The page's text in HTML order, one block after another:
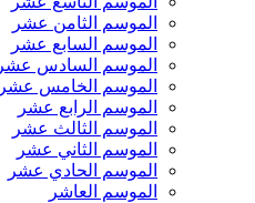
الموسم الثامن عشر
الموسم السابع عشر
الموسم السادس عشر
الموسم الخامس عشر
الموسم الرابع عشر
الموسم الثالث عشر
الموسم الثاني عشر
الموسم الحادي عشر
الموسم العاشر